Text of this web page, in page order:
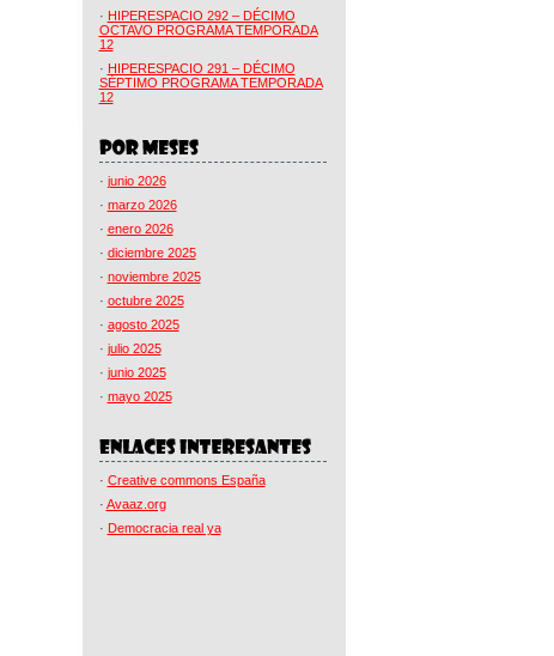
· HIPERESPACIO 292 – DÉCIMO
OCTAVO PROGRAMA TEMPORADA
12
· HIPERESPACIO 291 – DÉCIMO
SÉPTIMO PROGRAMA TEMPORADA
12
· junio 2026
· marzo 2026
· enero 2026
· diciembre 2025
· noviembre 2025
· octubre 2025
· agosto 2025
· julio 2025
· junio 2025
· mayo 2025
· Creative commons España
· Avaaz.org
· Democracia real ya